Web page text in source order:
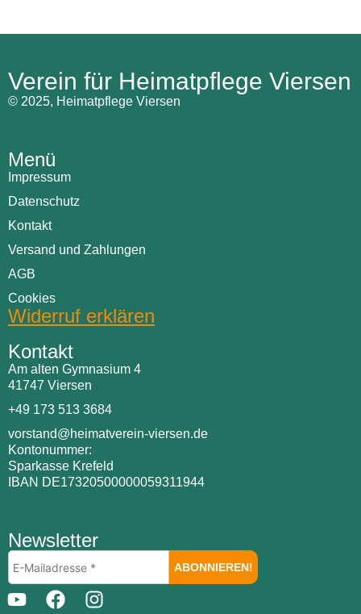
Verein für Heimatpflege Viersen
© 2025, Heimatpflege Viersen
Menü
Impressum
Datenschutz
Kontakt
Versand und Zahlungen
AGB
Cookies
Widerruf erklären
Kontakt
Am alten Gymnasium 4
41747 Viersen
+49 173 513 3684
vorstand@heimatverein-viersen.de
Kontonummer:
Sparkasse Krefeld
IBAN DE17320500000059311944
Newsletter